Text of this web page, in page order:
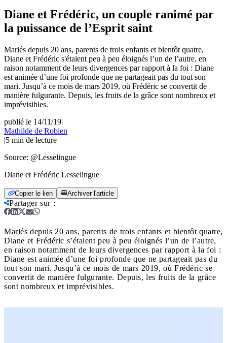
Diane et Frédéric, un couple ranimé par
la puissance de l’Esprit saint
Mariés depuis 20 ans, parents de trois enfants et bientôt quatre,
Diane et Frédéric s'étaient peu à peu éloignés l’un de l’autre, en
raison notamment de leurs divergences par rapport à la foi : Diane
est animée d’une foi profonde que ne partageait pas du tout son
mari. Jusqu’à ce mois de mars 2019, où Frédéric se convertit de
manière fulgurante. Depuis, les fruits de la grâce sont nombreux et
imprévisibles.
publié le 14/11/19|
Mathilde de Robien
|5 min de lecture
Source: @Lesselingue
Diane et Frédéric Lesselingue
Copier le lien Archiver l'article
Partager sur:
Mariés depuis 20 ans, parents de trois enfants et bientôt quatre,
Diane et Frédéric s’étaient peu à peu éloignés l’un de l’autre,
en raison notamment de leurs divergences par rapport à la foi :
Diane est animée d’une foi profonde que ne partageait pas du
tout son mari. Jusqu’à ce mois de mars 2019, où Frédéric se
convertit de manière fulgurante. Depuis, les fruits de la grâce
sont nombreux et imprévisibles.